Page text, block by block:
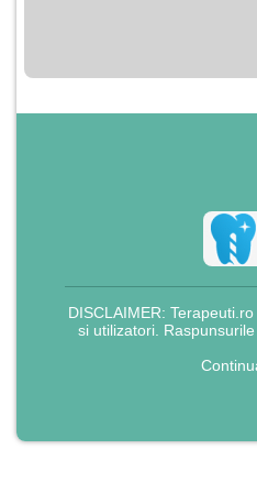
pentru bani.
DISCLAIMER:
si utilizatori.